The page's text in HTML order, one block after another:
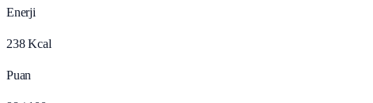
Enerji
238 Kcal
Puan